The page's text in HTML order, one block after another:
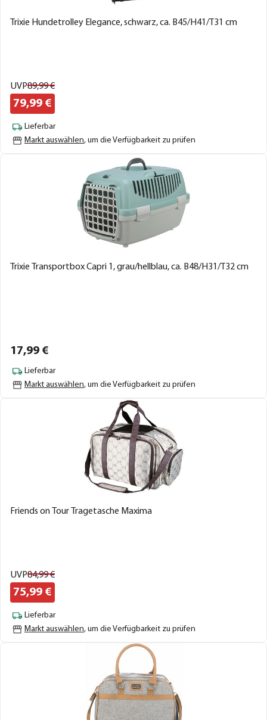
Trixie Hundetrolley Elegance, schwarz, ca. B45/H41/T31 cm
UVP89,99€
79,99 €
Lieferbar
Markt auswählen, um die Verfügbarkeit zu prüfen
Trixie Transportbox Capri 1, grau/hellblau, ca. B48/H31/T32 cm
17,99 €
Lieferbar
Markt auswählen, um die Verfügbarkeit zu prüfen
Friends on Tour Tragetasche Maxima
UVP84,99€
75,99 €
Lieferbar
Markt auswählen, um die Verfügbarkeit zu prüfen